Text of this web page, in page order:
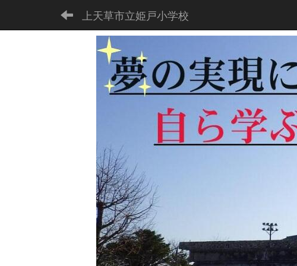
上天草市立姫戸小学校